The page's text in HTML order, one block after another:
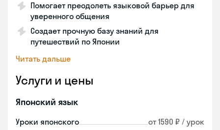
Помогает преодолеть языковой барьер для
уверенного общения
Создает прочную базу знаний для
путешествий по Японии
Читать дальше
Услуги и цены
Японский язык
Уроки японского от 1590 ₽ / урок